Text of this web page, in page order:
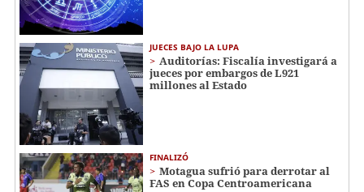
JUECES BAJO LA LUPA
Auditorías: Fiscalía investigará a
jueces por embargos de L921
millones al Estado
FINALIZÓ
Motagua sufrió para derrotar al
FAS en Copa Centroamericana